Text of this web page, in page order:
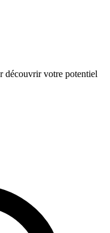
découvrir votre potentiel